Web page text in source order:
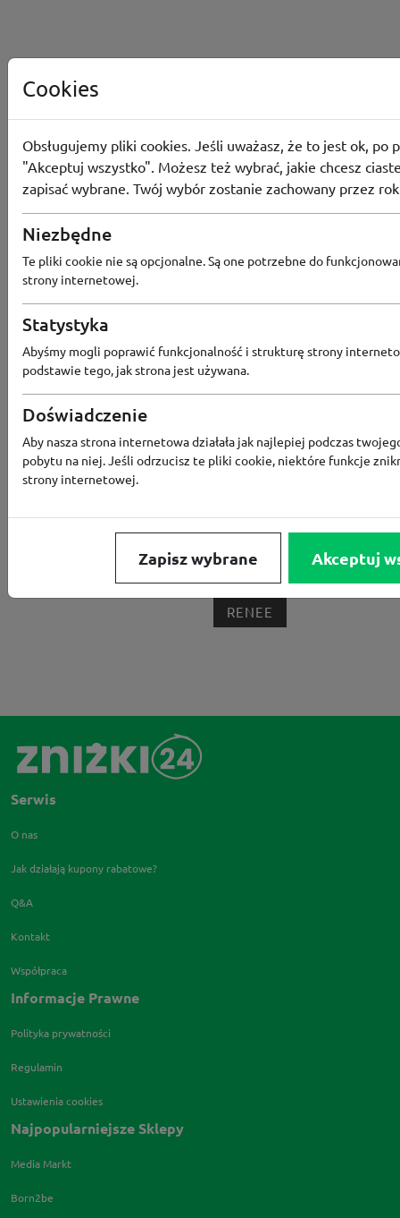
Popularne sklepy
RTV EURO AGD MODIVO HEBE
MEDIA EXPERT
BORN2BE
KOMFORT CCC SMYK
LOUNGE BY ZALANDO
SHEIN
ERLI ANSWEAR 4F OLEOLE!
MEDIA MARKT ALLEGRO PAY
ZNAK BIG STAR
BIEDRONKA HOME
RENEE
Serwis
O nas
Jak działają kupony rabatowe?
Q&A
Kontakt
Współpraca
Informacje Prawne
Polityka prywatności
Regulamin
Ustawienia cookies
Najpopularniejsze Sklepy
Media Markt
Born2be
Cookies
Obsługujemy pliki cookies. Jeśli uważasz, że to jest ok, po
"Akceptuj wszystko". Możesz też wybrać, jakie chcesz
zapisać wybrane. Twój wybór zostanie zachowany przez
Niezbędne
Te pliki cookie nie są opcjonalne. Są one potrzebne do
strony internetowej.
Statystyka
Abyśmy mogli poprawić funkcjonalność i strukturę strony
podstawie tego, jak strona jest używana.
Doświadczenie
Aby nasza strona internetowa działała jak najlepiej podczas
pobytu na niej. Jeśli odrzucisz te pliki cookie, niektóre funkcje
strony internetowej.
Zapisz wybrane Akceptuj